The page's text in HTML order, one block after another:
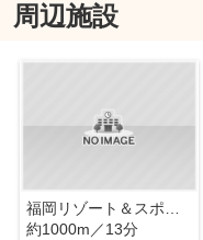
周辺施設
約1000m／13分